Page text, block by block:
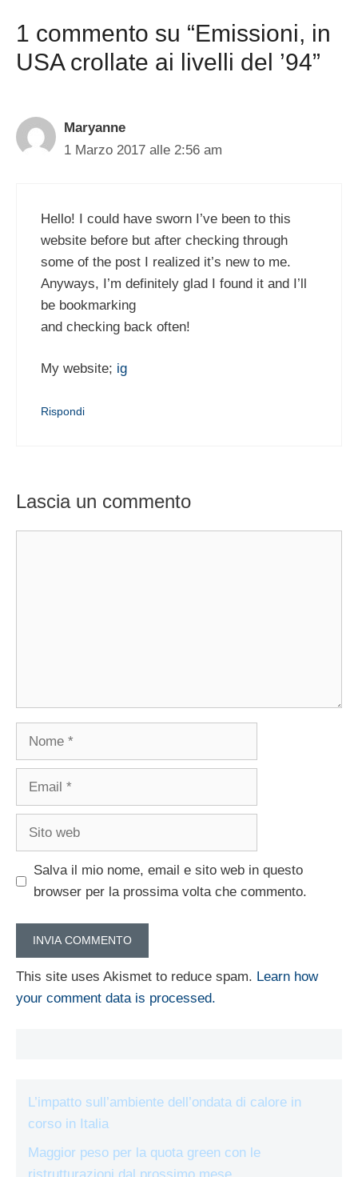
1 commento su “Emissioni, in
USA crollate ai livelli del ’94”
Maryanne
1 Marzo 2017 alle 2:56 am
Hello! I could have sworn I’ve been to this
website before but after checking through
some of the post I realized it’s new to me.
Anyways, I’m definitely glad I found it and I’ll
be bookmarking
and checking back often!
My website; ig
Rispondi
Lascia un commento
Nome
Email
Sito
Salva il mio nome, email e sito web in questo
browser per la prossima volta che commento.
This site uses Akismet to reduce spam. Learn how
your comment data is processed.
L’impatto sull’ambiente dell’ondata di calore in
corso in Italia
Maggior peso per la quota green con le
ristrutturazioni dal prossimo mese